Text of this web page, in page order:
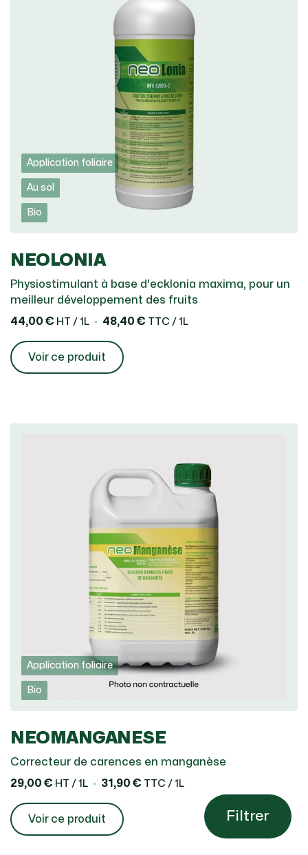
Application foliaire
Au sol
Bio
NEOLONIA
Physiostimulant à base d'ecklonia maxima, pour un
meilleur développement des fruits
44,00 € HT / 1L 48,40 € TTC / 1L
Voir ce produit
Application foliaire
Bio
NEOMANGANESE
Correcteur de carences en manganèse
29,00 € HT / 1L 31,90 € TTC / 1L
Voir ce produit Filtrer